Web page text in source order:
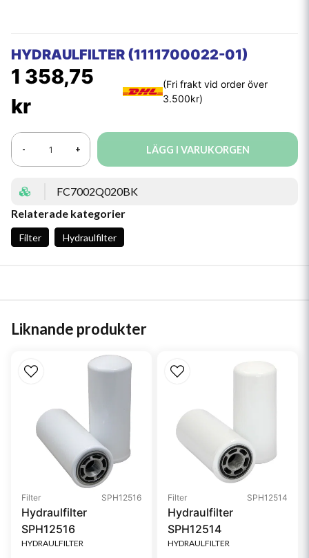
HYDRAULFILTER (1111700022-01)
1 358,75
kr
- + LÄGG I VARUKORGEN
FC7002Q020BK
Relaterade kategorier
Filter Hydraulfilter
Liknande produkter
Filter SPH12516
Hydraulfilter
SPH12516
HYDRAULFILTER
Filter SPH12514
Hydraulfilter
SPH12514
HYDRAULFILTER